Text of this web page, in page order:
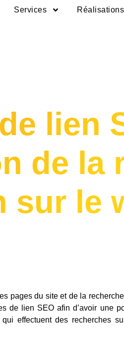
Services
lien
de la
sur le
pages du site et de la
lien SEO afin d’avoir une
effectuent des recherches